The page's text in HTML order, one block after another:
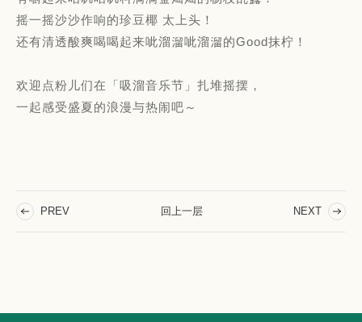
摇⼀摇沙沙作响的珍⾖椰 太上头！
还有清透酸爽喝喝起来呲溜溜呲溜溜的Good抹柠！
欢迎点粉儿们在「吸溜音乐节」扎堆摇摆，
⼀起感受盛夏的浪漫与热闹吧～
PREV 回上一层 NEXT